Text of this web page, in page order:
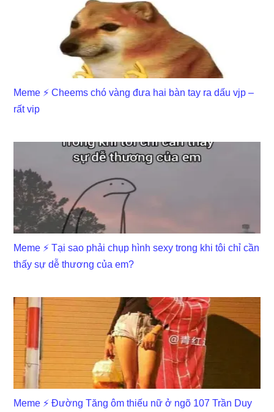
Meme ⚡ Cheems chó vàng đưa hai bàn tay ra dấu vjp –
rất vip
Meme ⚡ Tại sao phải chụp hình sexy trong khi tôi chỉ cần
thấy sự dễ thương của em?
Meme ⚡ Đường Tăng ôm thiếu nữ ở ngõ 107 Trần Duy